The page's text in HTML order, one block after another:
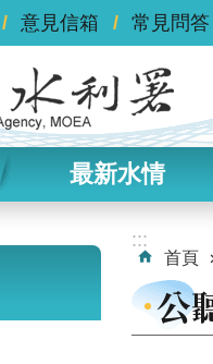
意見信箱 常見問答
最新水情
:::
首頁
公